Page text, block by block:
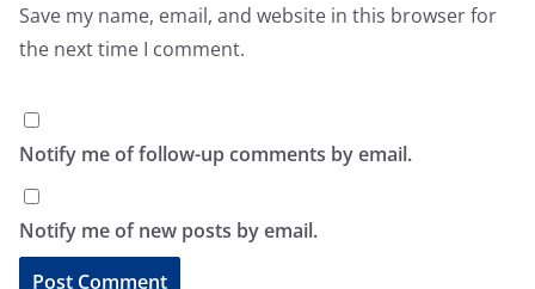
Save my name, email, and website in this browser for
the next time I comment.
Notify me of follow-up comments by email.
Notify me of new posts by email.